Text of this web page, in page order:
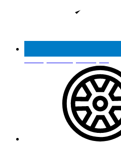
Реестр МинПромТорга